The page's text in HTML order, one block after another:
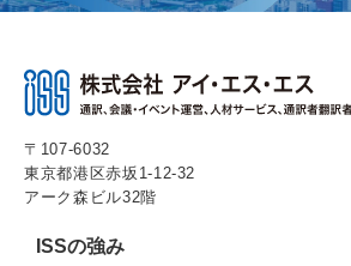
〒107-6032
東京都港区赤坂1-12-32
アーク森ビル32階
ISSの強み